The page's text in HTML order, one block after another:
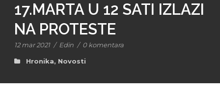
17.MARTA U 12 SATI IZLAZI
NA PROTESTE
12 mar 2021 / Edin / 0 komentara
Hronika, Novosti